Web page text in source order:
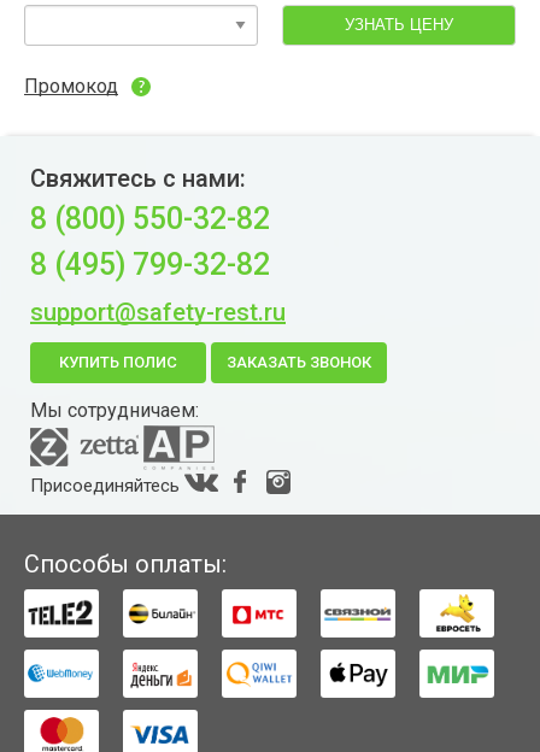
УЗНАТЬ ЦЕНУ
Промокод
Свяжитесь с нами:
8 (800) 550-32-82
8 (495) 799-32-82
support@safety-rest.ru
КУПИТЬ ПОЛИС ЗАКАЗАТЬ ЗВОНОК
Мы сотрудничаем:
Присоединяйтесь
Способы оплаты: